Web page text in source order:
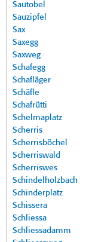
Sautobel
Sauzipfel
Sax
Saxegg
Saxweg
Schafegg
Schafläger
Schäfle
Schafrütti
Schelmaplatz
Scherris
Scherrisböchel
Scherriswald
Scherriswes
Schindelholzbach
Schinderplatz
Schissera
Schliessa
Schliessadamm